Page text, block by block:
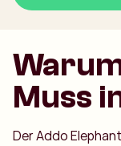
Muss
Der Addo